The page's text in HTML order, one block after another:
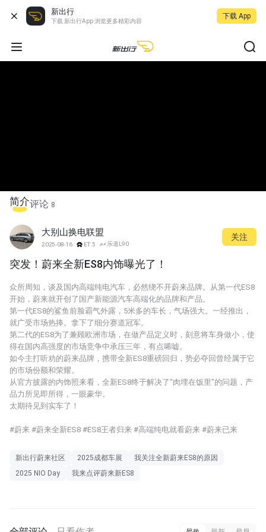
新出行
下载 新出行App 浏览更多精彩内容
下载 App
简介评论 8
大别山换电联盟
2025-08-16 ET5 乐道L90
关注
突发！蔚来全新ES8内饰曝光了！
众所周知，谈及国内高端纯电汽车，必然绕不开蔚来品牌。从第一代ES8
开始，蔚来就开创了国产新能源汽车高端化的品牌和产品。
第一代ES8的鲨鱼前脸霸气外露，5米多的车长，气场强大。一经推出，
就广受市场热捧。拿下了细分赛道冠军。
第二代的ES8为了兼顾欧洲市场，在做产品定义时，刻意将车身做小，使
得在国内高强度的市场竞争中承压三年，有点唏嘘。
如今主打听劝的蔚来品牌，携带全新ES8重磅回归，势必夺回曾经属于它
的市场份额和荣耀。
从官方披露的内饰照来看，全新ES8终于解决了“肉埋在饭里”的问题，产
品力所见即所得，一眼豪华。
太期待见到实车了！
#蔚来 #蔚来全新ES8 #ES8王者归来 #高端纯电就看蔚来 #蔚来已来
新出行蔚来社区 2025成都车展
我关注全新蔚来ES8的原因
2025 NIO Day
我来点评蔚来新ES8